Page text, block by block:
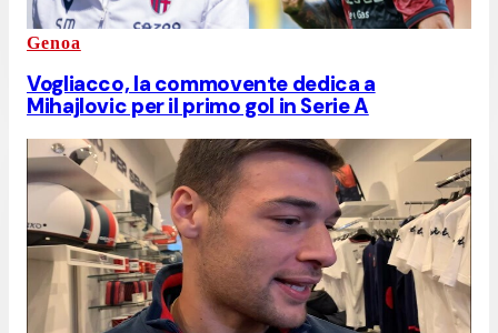
Genoa
Vogliacco, la commovente dedica a
Mihajlovic per il primo gol in Serie A